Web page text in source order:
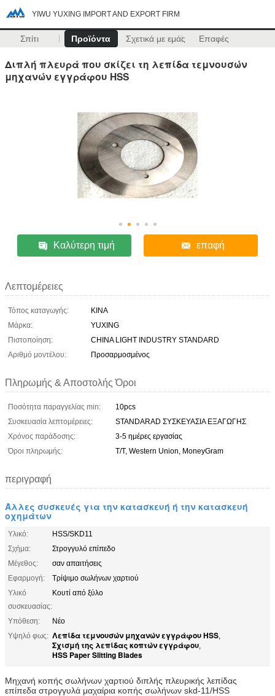
YIWU YUXING IMPORT AND EXPORT FIRM
Σπίτι Προϊόντα Σχετικά με εμάς Επαφές
Διπλή πλευρά που σκίζει τη λεπίδα τεμνουσών
μηχανών εγγράφου HSS
Καλύτερη τιμή επαφή
Λεπτομέρειες
Τόπος καταγωγής:
ΚΙΝΑ
Μάρκα:
YUXING
Πιστοποίηση:
CHINA LIGHT INDUSTRY STANDARD
Αριθμό μοντέλου:
Προσαρμοσμένος
Πληρωμής & Αποστολής Όροι
Ποσότητα παραγγελίας min:
10pcs
Συσκευασία λεπτομέρειες:
STANDARAD ΣΥΣΚΕΥΑΣΙΑ ΕΞΑΓΩΓΗΣ
Χρόνος παράδοσης:
3-5 ημέρες εργασίας
Όροι πληρωμής:
T/T, Western Union, MoneyGram
περιγραφή
Άλλες συσκευές για την κατασκευή ή την κατασκευή
οχημάτων
Υλικό:
HSS/SKD11
Σχήμα:
Στρογγυλό επίπεδο
Μέγεθος:
σαν απαιτήσεις
Εφαρμογή:
Τρίψιμο σωλήνων χαρτιού
Υλικό
συσκευασίας:
Κουτί από ξύλο
Υπόθεση:
Νέο
Υψηλό φως: Λεπίδα τεμνουσών μηχανών εγγράφου HSS,
Σχισμή της λεπίδας κοπτών εγγράφου,
HSS Paper Slitting Blades
Μηχανή κοπής σωλήνων χαρτιού διπλής πλευρικής λεπίδας
επίπεδα στρογγυλά μαχαίρια κοπής σωλήνων skd-11/HSS